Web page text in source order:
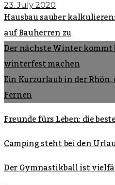
23. July 2020
Hausbau sauber
auf Bauherren zu
Der nächste Winter kommt
winterfest machen
Ein Kurzurlaub in der
Fernen
Freunde fürs Leben: die
Camping steht bei den
Der Gymnastikball ist